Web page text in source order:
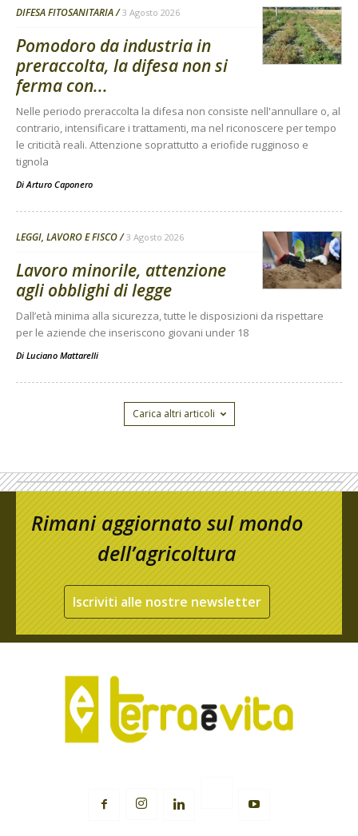
DIFESA FITOSANITARIA 3 Agosto 2026
Pomodoro da industria in
preraccolta, la difesa non si
ferma con...
Nelle periodo preraccolta la difesa non consiste nell'annullare o, al
contrario, intensificare i trattamenti, ma nel riconoscere per tempo
le criticità reali. Attenzione soprattutto a eriofide rugginoso e
tignola
DiArturo Caponero
LEGGI, LAVORO E FISCO 3 Agosto 2026
Lavoro minorile, attenzione
agli obblighi di legge
Dall’età minima alla sicurezza, tutte le disposizioni da rispettare
per le aziende che inseriscono giovani under 18
Di Luciano Mattarelli
Carica altri articoli
Rimani aggiornato sul mondo
dell’agricoltura
Iscriviti alle nostre newsletter